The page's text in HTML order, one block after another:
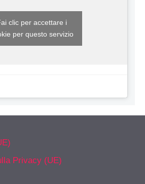
clic per accettare i
per questo servizio
Privacy (UE)